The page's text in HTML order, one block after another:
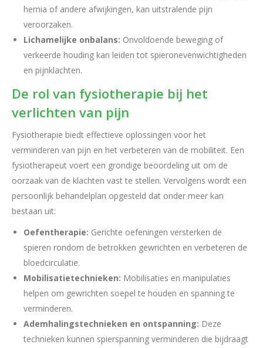
hernia of andere afwijkingen, kan uitstralende pijn
veroorzaken.
Lichamelijke onbalans: Onvoldoende beweging of
verkeerde houding kan leiden tot spieronevenwichtigheden
en pijnklachten.
De rol van fysiotherapie bij het
verlichten van pijn
Fysiotherapie biedt effectieve oplossingen voor het
verminderen van pijn en het verbeteren van de mobiliteit. Een
fysiotherapeut voert een grondige beoordeling uit om de
oorzaak van de klachten vast te stellen. Vervolgens wordt een
persoonlijk behandelplan opgesteld dat onder meer kan
bestaan uit:
Oefentherapie: Gerichte oefeningen versterken de
spieren rondom de betrokken gewrichten en verbeteren de
bloedcirculatie.
Mobilisatietechnieken: Mobilisaties en manipulaties
helpen om gewrichten soepel te houden en spanning te
verminderen.
Ademhalingstechnieken en ontspanning: Deze
technieken kunnen spierspanning verminderen die bijdraagt